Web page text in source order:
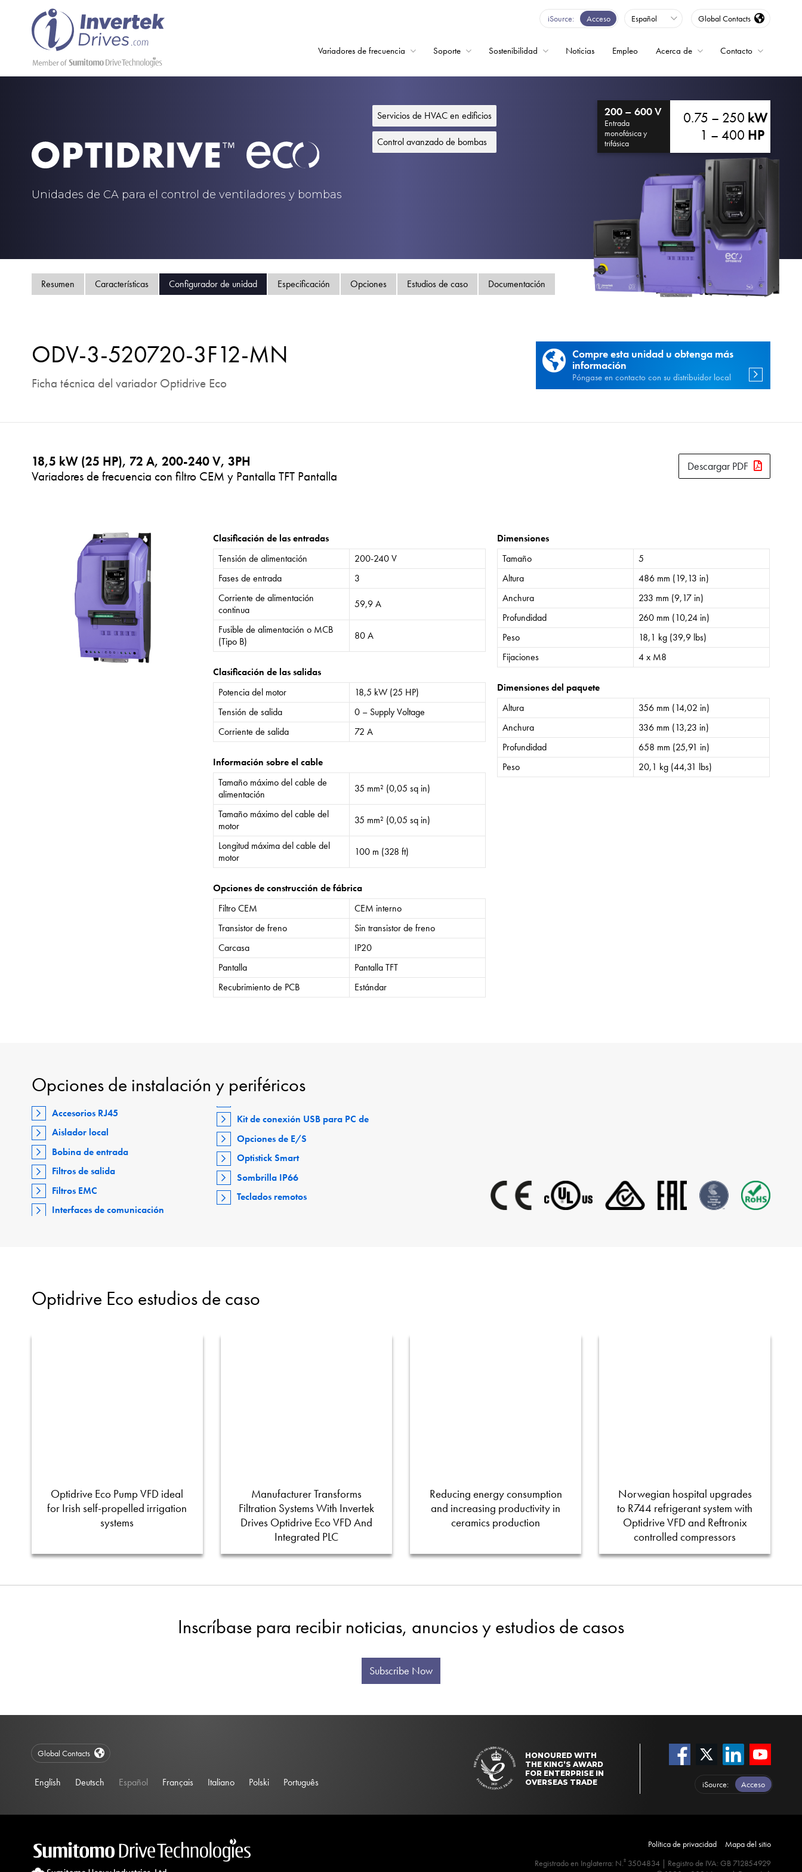
iSource Acceso Español Global Contacts
Variadores de frecuencia Soporte Sostenibilidad Noticias Empleo Acerca de Contacto
Unidades de CA para el control de ventiladores y bombas
Servicios de HVAC en edificios
Control avanzado de bombas
200 – 600 V
Entrada
monofásica y
trifásica
0.75 – 250 kW
1 – 400 HP
Resumen Características Configurador de unidad Especificación Opciones Estudios de caso Documentación
ODV-3-520720-3F12-MN
Ficha técnica del variador Optidrive Eco
Compre esta unidad u obtenga más
información
Póngase en contacto con su distribuidor local
18,5 kW (25 HP), 72 A, 200-240 V, 3PH
Variadores de frecuencia con filtro CEM y Pantalla TFT Pantalla
Descargar PDF
Clasificación de las entradas
Tensión de alimentación
200-240 V
Fases de entrada
3
Corriente de alimentación
continua
59,9 A
Fusible de alimentación o MCB
(Tipo B)
80 A
Clasificación de las salidas
Potencia del motor
18,5 kW (25 HP)
Tensión de salida
0 – Supply Voltage
Corriente de salida
72 A
Información sobre el cable
Tamaño máximo del cable de
alimentación
35 mm² (0,05 sq in)
Tamaño máximo del cable del
motor
35 mm² (0,05 sq in)
Longitud máxima del cable del
motor
100 m (328 ft)
Opciones de construcción de fábrica
Filtro CEM
CEM interno
Transistor de freno
Sin transistor de freno
Carcasa
IP20
Pantalla
Pantalla TFT
Recubrimiento de PCB
Estándar
Dimensiones
Tamaño
5
Altura
486 mm (19,13 in)
Anchura
233 mm (9,17 in)
Profundidad
260 mm (10,24 in)
Peso
18,1 kg (39,9 lbs)
Fijaciones
4 x M8
Dimensiones del paquete
Altura
356 mm (14,02 in)
Anchura
336 mm (13,23 in)
Profundidad
658 mm (25,91 in)
Peso
20,1 kg (44,31 lbs)
Opciones de instalación y periféricos
Accesorios RJ45
Aislador local
Bobina de entrada
Filtros de salida
Filtros EMC
Interfaces de comunicación
Kit de conexión USB para PC de
Opciones de E/S
Optistick Smart
Sombrilla IP66
Teclados remotos
Optidrive Eco estudios de caso
Optidrive Eco Pump VFD ideal
for Irish self-propelled irrigation
systems
Manufacturer Transforms
Filtration Systems With Invertek
Drives Optidrive Eco VFD And
Integrated PLC
Reducing energy consumption
and increasing productivity in
ceramics production
Norwegian hospital upgrades
to R744 refrigerant system with
Optidrive VFD and Reftronix
controlled compressors
Inscríbase para recibir noticias, anuncios y estudios de casos
Subscribe Now
HONOURED WITH
THE KING’S AWARD
FOR ENTERPRISE IN
OVERSEAS TRADE
iSource Acceso
Global Contacts
English Deutsch Español Français Italiano Polski Português
Política de privacidad
Mapa del sitio
Registrado en Inglaterra: N.º 3504834 | Registro de IVA: GB 712854929
Variadores de frecuencia
Soporte
Sostenibilidad
Política de privacidad
Mapa del sitio